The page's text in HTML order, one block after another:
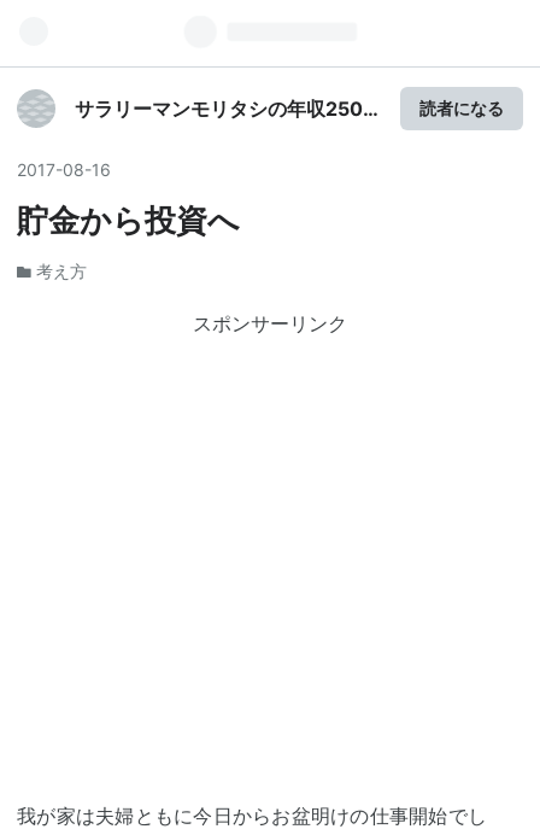
サラリーマンモリタシの年収250
読者になる
2017-08-16
貯金から投資へ
考え方
スポンサーリンク
我が家は夫婦ともに今日からお盆明けの仕事開始でし